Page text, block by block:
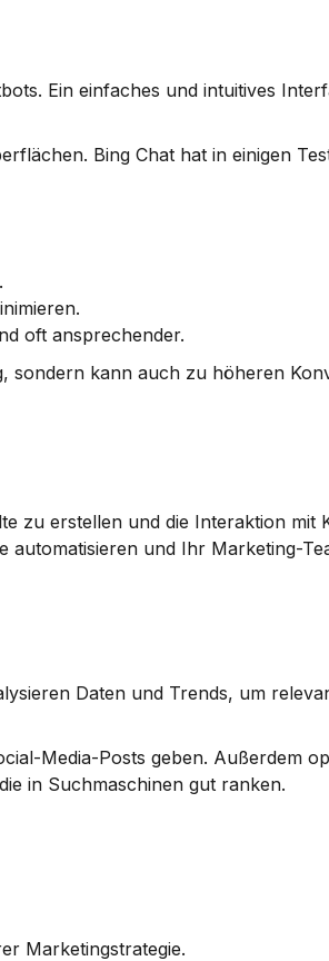
Ein einfaches und intuitives
Bing Chat hat in einigen
oft ansprechender.
sondern kann auch zu höheren
zu erstellen und die Interaktion mit
automatisieren und Ihr Marketing-
Daten und Trends, um
Media-Posts geben. Außerdem
in Suchmaschinen gut ranken.
Marketingstrategie.